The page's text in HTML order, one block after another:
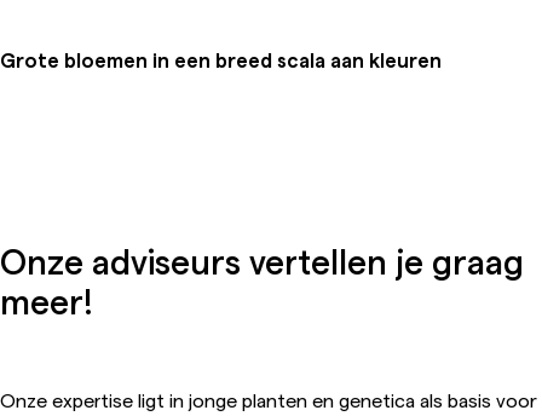
Grote bloemen in een breed scala aan kleuren
Onze adviseurs vertellen je graag
meer!
Onze expertise ligt in jonge planten en genetica als basis voor